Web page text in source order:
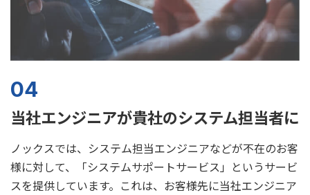
04
当社エンジニアが貴社のシステム担当者に
ノックスでは、システム担当エンジニアなどが不在のお客
様に対して、「システムサポートサービス」というサービ
スを提供しています。これは、お客様先に当社エンジニア